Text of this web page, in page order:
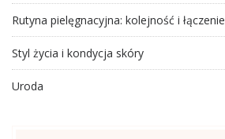
Rutyna pielęgnacyjna: kolejność i łączenie
Styl życia i kondycja skóry
Uroda